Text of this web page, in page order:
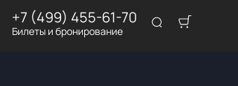
+7 (499) 455-61-70
Билеты и бронирование